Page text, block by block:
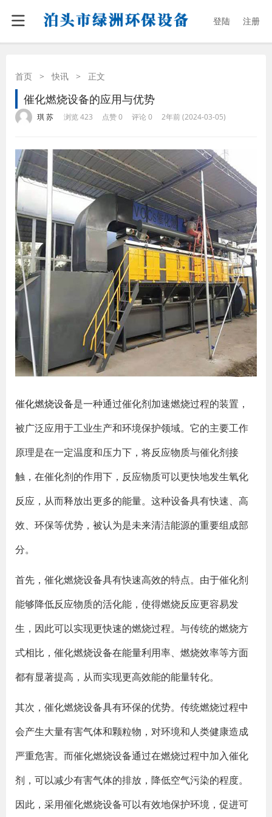
登陆 注册
首页 > 快讯 > 正文
催化燃烧设备的应用与优势
琪 苏 浏览 423 点赞 0 评论 0 2年前 (2024-03-05)
催化燃烧设备是一种通过催化剂加速燃烧过程的装置，
被广泛应用于工业生产和环境保护领域。它的主要工作
原理是在一定温度和压力下，将反应物质与催化剂接
触，在催化剂的作用下，反应物质可以更快地发生氧化
反应，从而释放出更多的能量。这种设备具有快速、高
效、环保等优势，被认为是未来清洁能源的重要组成部
分。
首先，催化燃烧设备具有快速高效的特点。由于催化剂
能够降低反应物质的活化能，使得燃烧反应更容易发
生，因此可以实现更快速的燃烧过程。与传统的燃烧方
式相比，催化燃烧设备在能量利用率、燃烧效率等方面
都有显著提高，从而实现更高效能的能量转化。
其次，催化燃烧设备具有环保的优势。传统燃烧过程中
会产生大量有害气体和颗粒物，对环境和人类健康造成
严重危害。而催化燃烧设备通过在燃烧过程中加入催化
剂，可以减少有害气体的排放，降低空气污染的程度。
因此，采用催化燃烧设备可以有效地保护环境，促进可